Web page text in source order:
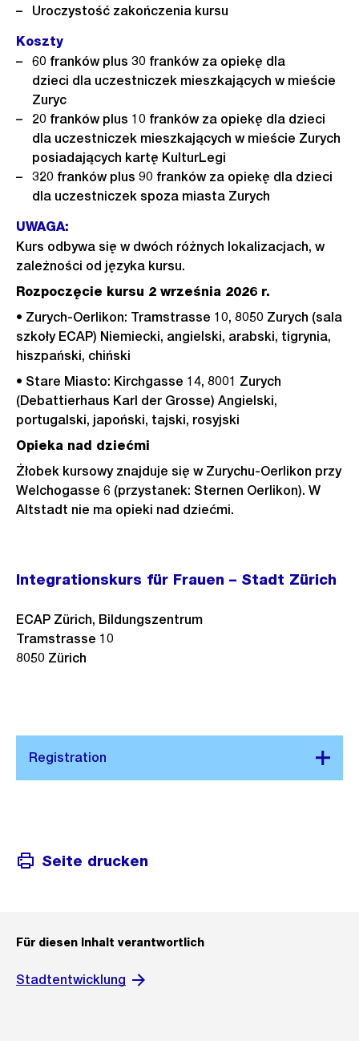
Uroczystość zakończenia kursu
Koszty
60 franków plus 30 franków za opiekę dla
dzieci dla uczestniczek mieszkających w mieście
Zuryc
20 franków plus 10 franków za opiekę dla dzieci
dla uczestniczek mieszkających w mieście Zurych
posiadających kartę KulturLegi
320 franków plus 90 franków za opiekę dla dzieci
dla uczestniczek spoza miasta Zurych
UWAGA:
Kurs odbywa się w dwóch różnych lokalizacjach, w
zależności od języka kursu.
Rozpoczęcie kursu 2 września 2026 r.
• Zurych-Oerlikon: Tramstrasse 10, 8050 Zurych (sala
szkoły ECAP) Niemiecki, angielski, arabski, tigrynia,
hiszpański, chiński
• Stare Miasto: Kirchgasse 14, 8001 Zurych
(Debattierhaus Karl der Grosse) Angielski,
portugalski, japoński, tajski, rosyjski
Opieka nad dziećmi
Żłobek kursowy znajduje się w Zurychu-Oerlikon przy
Welchogasse 6 (przystanek: Sternen Oerlikon). W
Altstadt nie ma opieki nad dziećmi.
Integrationskurs für Frauen – Stadt Zürich
ECAP Zürich, Bildungszentrum
Tramstrasse 10
8050 Zürich
Seite drucken
Für diesen Inhalt verantwortlich
Stadtentwicklung